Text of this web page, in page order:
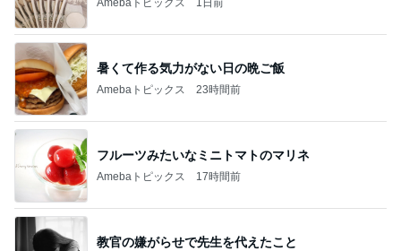
暑くて作る気力がない日の晩ご飯
Amebaトピックス 23時間前
フルーツみたいなミニトマトのマリネ
Amebaトピックス 17時間前
教官の嫌がらせで先生を代えたこと